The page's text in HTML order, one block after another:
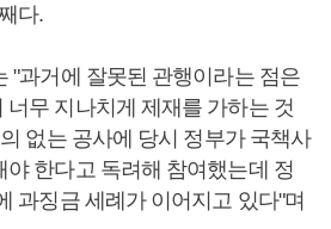
다.
"과거에 잘못된 관행이라는 점은
너무 지나치게 제재를 가하는 것
없는 공사에 당시 정부가 국책사
야 한다고 독려해 참여했는데 정
과징금 세례가 이어지고 있다"며